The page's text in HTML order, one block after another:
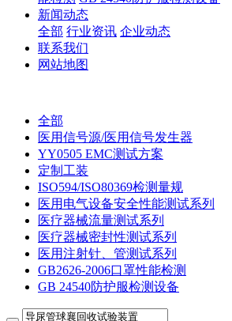
新闻动态
全部 行业资讯 企业动态
联系我们
网站地图
全部
医用信号源/医用信号发生器
YY0505 EMC测试方案
定制工装
ISO594/ISO80369检测量规
医用电气设备安全性能测试系列
医疗器械流量测试系列
医疗器械密封性测试系列
医用注射针、管测试系列
GB2626-2006口罩性能检测
GB 24540防护服检测设备